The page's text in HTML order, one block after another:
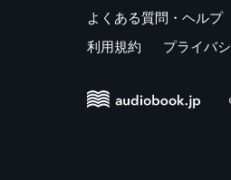
よくある質問・ヘルプ
利用規約
プライバ